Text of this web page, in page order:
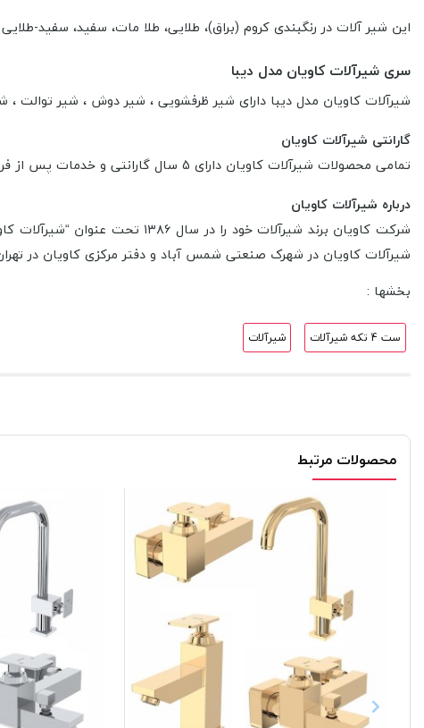
این شیر آلات در رنگبندی کروم (براق)، طلایی، طلا مات، سفید، سفید-
سری شیرآلات کاویان مدل دیبا
شیرآلات کاویان مدل دیبا دارای شیر ظرفشویی ، شیر دوش ، شیر توالت
گارانتی شیرآلات کاویان
تمامی محصولات شیرآلات کاویان دارای 5 سال گارانتی و خدمات پس از فروش است.
درباره شیرآلات کاویان
شرکت کاویان برند شیرآلات
شیرآلات کاویان در شهرک صنعتی شمس آباد و دفتر مرکزی کاویان در
بخشها :
ست 4 تکه شیرآلات شیرآلات
محصولات مرتبط